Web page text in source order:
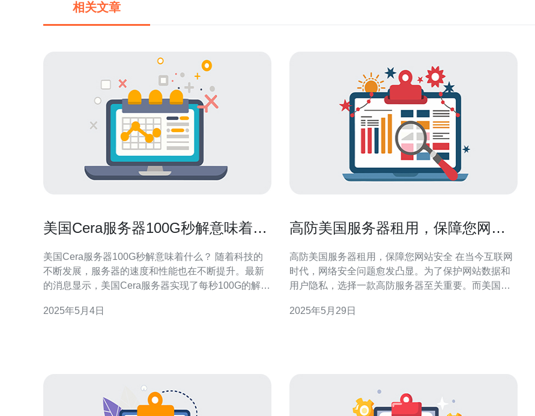
相关文章
美国Cera服务器100G秒解意味着什
美国Cera服务器100G秒解意味着什么？ 随着科技的
不断发展，服务器的速度和性能也在不断提升。最新
的消息显示，美国Cera服务器实现了每秒100G的解速
一突破性的成果意味着什么呢？本文将探讨这一问
2025年5月4日
高防美国服务器租用，保障您网站
高防美国服务器租用，保障您网站安全 在当今互联网
时代，网络安全问题愈发凸显。为了保护网站数据和
用户隐私，选择一款高防服务器至关重要。而美国作
于领先地位。 高防美国服务器具有以下优势： 稳定性
2025年5月29日